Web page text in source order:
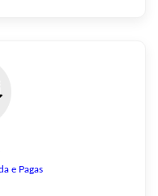
e Pagas